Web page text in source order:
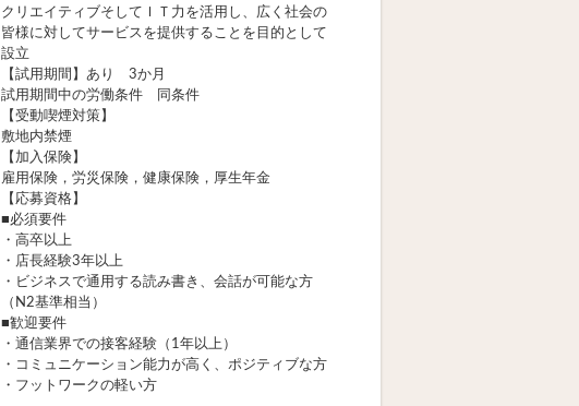
クリエイティブそしてＩＴ力を活用し、広く社会の
皆様に対してサービスを提供することを目的として
設立
【試用期間】あり 3か月
試用期間中の労働条件 同条件
【受動喫煙対策】
敷地内禁煙
【加入保険】
雇用保険，労災保険，健康保険，厚生年金
【応募資格】
■必須要件
・高卒以上
・店長経験3年以上
・ビジネスで通用する読み書き、会話が可能な方
（N2基準相当）
■歓迎要件
・通信業界での接客経験（1年以上）
・コミュニケーション能力が高く、ポジティブな方
・フットワークの軽い方